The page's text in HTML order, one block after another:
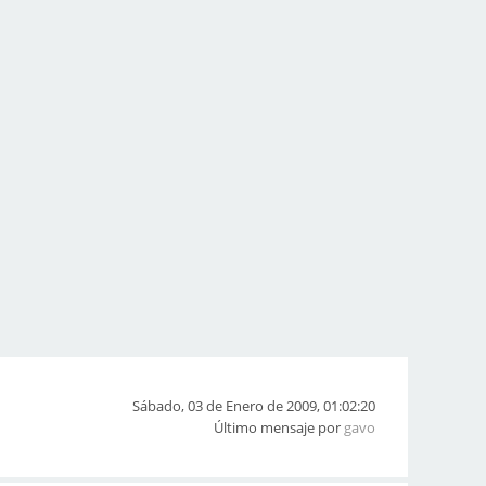
Sábado, 03 de Enero de 2009, 01:02:20
Último mensaje por gavo